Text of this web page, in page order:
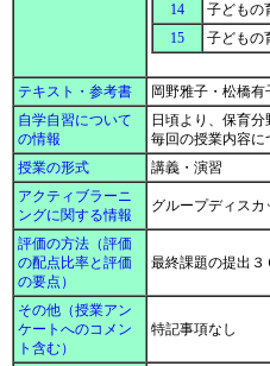
14
子どもの
15
子どもの
テキスト・参考書
岡野雅子・松橋
自学自習について
の情報
日頃より、保育分
毎回の授業内容
授業の形式
講義・演習
アクティブラーニ
ングに関する情報
グループディスカ
評価の方法（評価
の配点比率と評価
の要点）
最終課題の提出
その他（授業アン
ケートへのコメン
ト含む）
特記事項なし